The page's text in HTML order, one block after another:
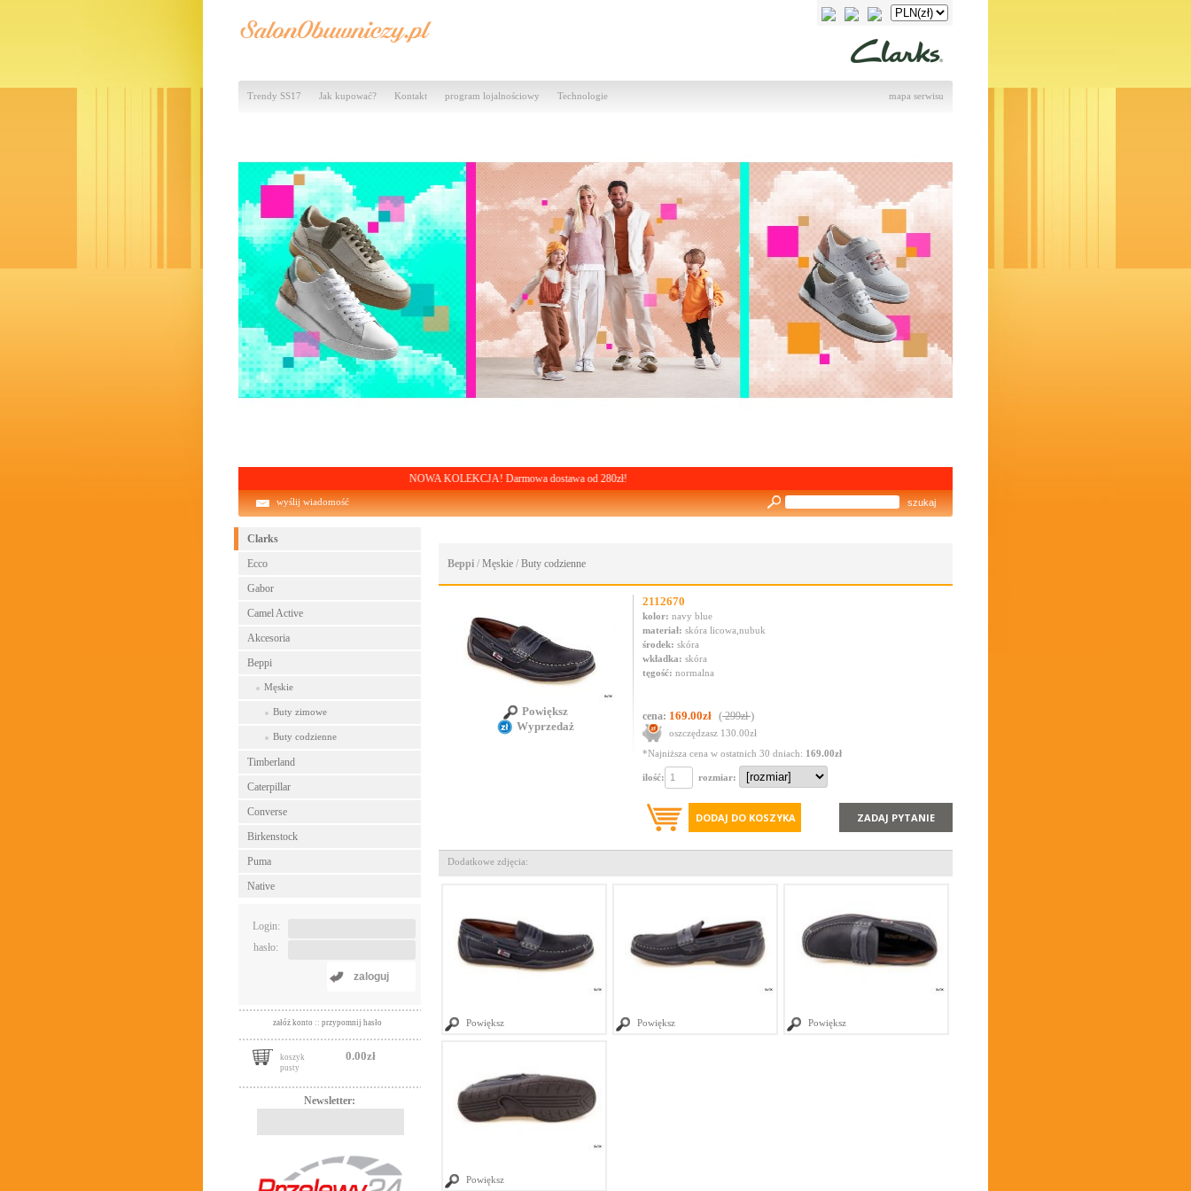
Trendy SS17 Jak kupować? Kontakt program lojalnościowy Technologie mapa serwisu
NOWA KOLEKCJA! Darmowa dostawa od 280zł!
wyślij wiadomość
Clarks
Ecco
Gabor
Camel Active
Akcesoria
Beppi
Męskie
Buty zimowe
Buty codzienne
Timberland
Caterpillar
Converse
Birkenstock
Puma
Native
Login:
hasło:
zaloguj
załóż konto :: przypomnij hasło
koszyk
pusty
0.00zł
Newsletter:
Beppi / Męskie / Buty codzienne
Powiększ
Wyprzedaż
2112670
kolor: navy blue
materiał: skóra licowa,nubuk
środek: skóra
wkładka: skóra
tęgość: normalna
cena: 169.00zł (299zł)
oszczędzasz 130.00zł
*Najniższa cena w ostatnich 30 dniach: 169.00zł
ilość: rozmiar:
DODAJ DO KOSZYKA ZADAJ PYTANIE
Dodatkowe zdjęcia:
Powiększ Powiększ Powiększ
Powiększ